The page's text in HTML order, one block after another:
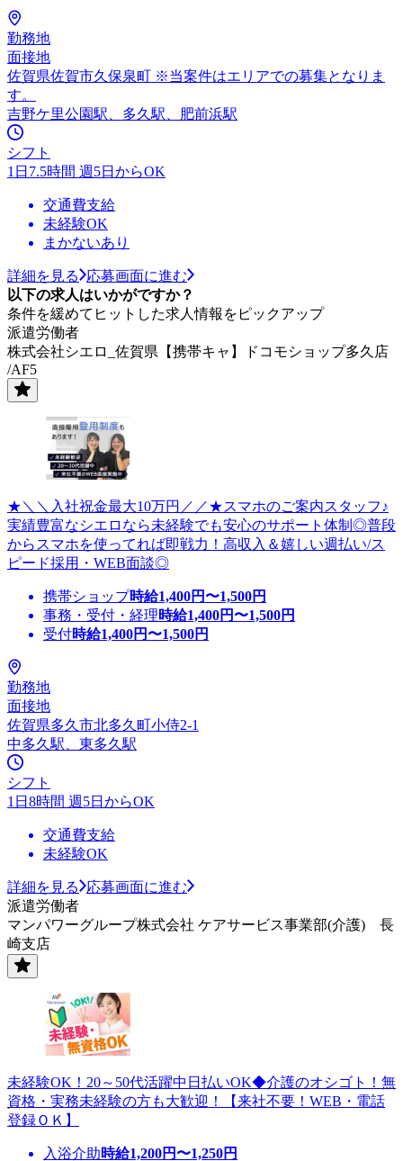
勤務地
面接地
佐賀県佐賀市久保泉町 ※当案件はエリアでの募集となりま
す。
吉野ケ里公園駅、多久駅、肥前浜駅
シフト
1日7.5時間 週5日からOK
交通費支給
未経験OK
まかないあり
詳細を見る
応募画面に進む
以下の求人はいかがですか？
条件を緩めてヒットした求人情報をピックアップ
派遣労働者
株式会社シエロ_佐賀県【携帯キャ】ドコモショップ多久店
/AF5
★＼＼入社祝金最大10万円／／★スマホのご案内スタッフ♪
実績豊富なシエロなら未経験でも安心のサポート体制◎普段
からスマホを使ってれば即戦力！高収入＆嬉しい週払い/ス
ピード採用・WEB面談◎
携帯ショップ時給1,400円〜1,500円
事務・受付・経理時給1,400円〜1,500円
受付時給1,400円〜1,500円
勤務地
面接地
佐賀県多久市北多久町小侍2-1
中多久駅、東多久駅
シフト
1日8時間 週5日からOK
交通費支給
未経験OK
詳細を見る
応募画面に進む
派遣労働者
マンパワーグループ株式会社 ケアサービス事業部(介護) 長
崎支店
未経験OK！20～50代活躍中日払いOK◆介護のオシゴト！無
資格・実務未経験の方も大歓迎！【来社不要！WEB・電話
登録ＯＫ】
入浴介助時給1,200円〜1,250円